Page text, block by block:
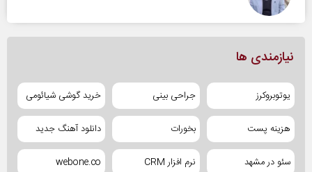
نیازمندی ها
یوتوبروکرز جراحی بینی خرید گوشی شیائومی
هزینه پست بخورات دانلود آهنگ جدید
سئو در مشهد نرم افزار CRM webone.co